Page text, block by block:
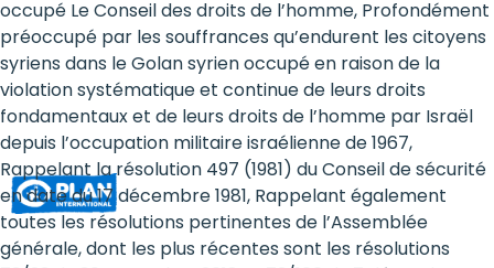
-
Girls'
rights
are
human
rights:
occupé Le Conseil des droits de l’homme, Profondément
préoccupé par les souffrances qu’endurent les citoyens
syriens dans le Golan syrien occupé en raison de la
violation systématique et continue de leurs droits
fondamentaux et de leurs droits de l’homme par Israël
depuis l’occupation militaire israélienne de 1967,
Rappelant la résolution 497 (1981) du Conseil de sécurité
en date du 17 décembre 1981, Rappelant également
toutes les résolutions pertinentes de l’Assemblée
générale, dont les plus récentes sont les résolutions